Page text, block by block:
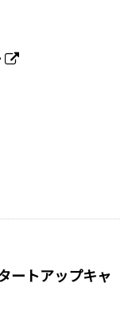
ートアップキャ